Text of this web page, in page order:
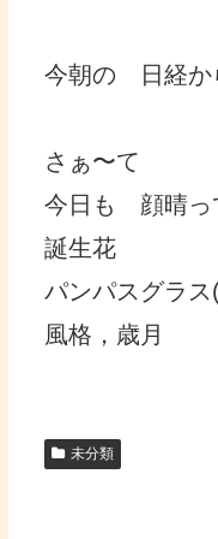
今朝の 日経
さぁ〜て
今日も 顔晴っ
誕生花
パンパスグラ
風格，歳月
未分類